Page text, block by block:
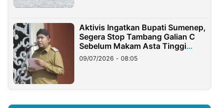
Aktivis Ingatkan Bupati Sumenep,
Segera Stop Tambang Galian C
Sebelum Makam Asta Tinggi
Longsor
09/07/2026 - 08:05